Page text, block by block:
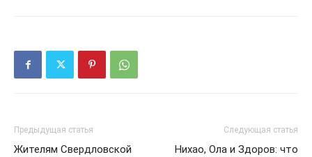
Предыдущая статья
Жителям Свердловской
Следующая статья
Нихао, Ола и Здоров: что